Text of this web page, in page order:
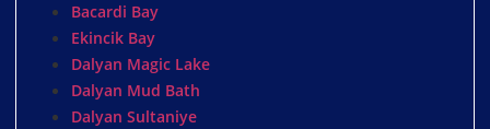
Bacardi Bay
Ekincik Bay
Dalyan Magic Lake
Dalyan Mud Bath
Dalyan Sultaniye